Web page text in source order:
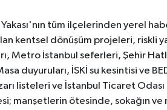
tüm ilçelerinden yerel
kentsel dönüşüm projeleri, riskli
Metro İstanbul seferleri, Şehir
duyuruları, İSKİ su kesintisi ve
listeleri ve İstanbul Ticaret
ötesinde, sokağın ve